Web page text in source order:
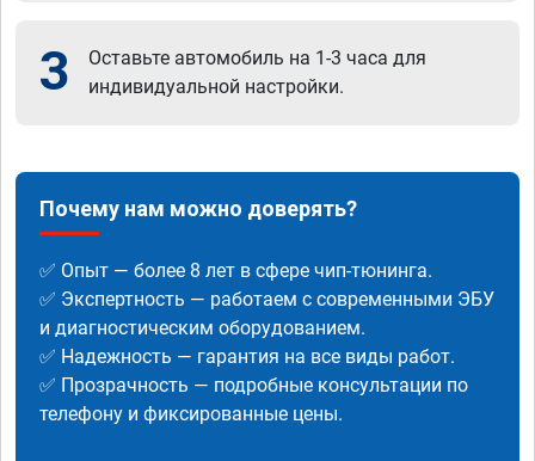
3
Оставьте автомобиль на 1-3 часа для
индивидуальной настройки.
Почему нам можно доверять?
✅ Опыт — более 8 лет в сфере чип-тюнинга.
✅ Экспертность — работаем с современными ЭБУ
и диагностическим оборудованием.
✅ Надежность — гарантия на все виды работ.
✅ Прозрачность — подробные консультации по
телефону и фиксированные цены.